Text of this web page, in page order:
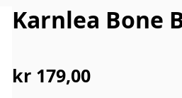
Karnlea Bone
kr 179,00